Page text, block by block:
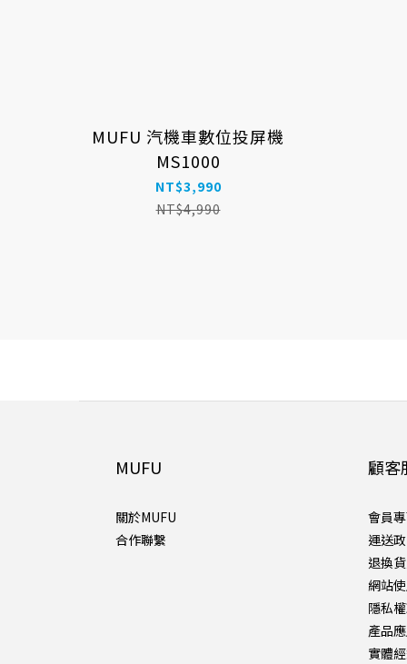
MUFU 汽機車數位投屏機
MS1000
NT$3,990
NT$4,990
MUFU
關於MUFU
合作聯繫
顧客
會員
運送
退換
網站
隱私
產品
實體